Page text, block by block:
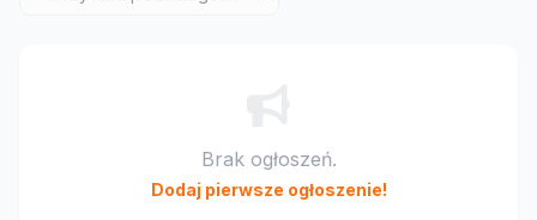
Brak ogłoszeń.
Dodaj pierwsze ogłoszenie!